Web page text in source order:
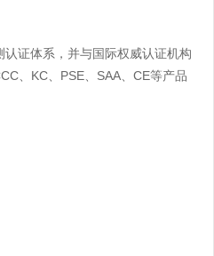
证体系，并与国际权威认证机构
、KC、PSE、SAA、CE等产品